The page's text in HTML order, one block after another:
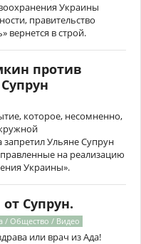
Украины
правительство
вернется в строй.
против
которое, несомненно,
Ульяне Супрун
на реализацию
Украины».
Супрун.
/ Общество / Видео
или врач из Ада!